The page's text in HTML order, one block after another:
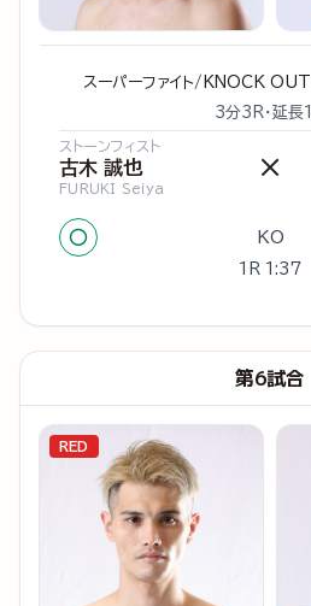
スーパーファイト/KNOCK
3分3R・延長
ストーンフィスト
古木 誠也
FURUKI Seiya
×
○ KO
1R 1:37
第6試合
RED